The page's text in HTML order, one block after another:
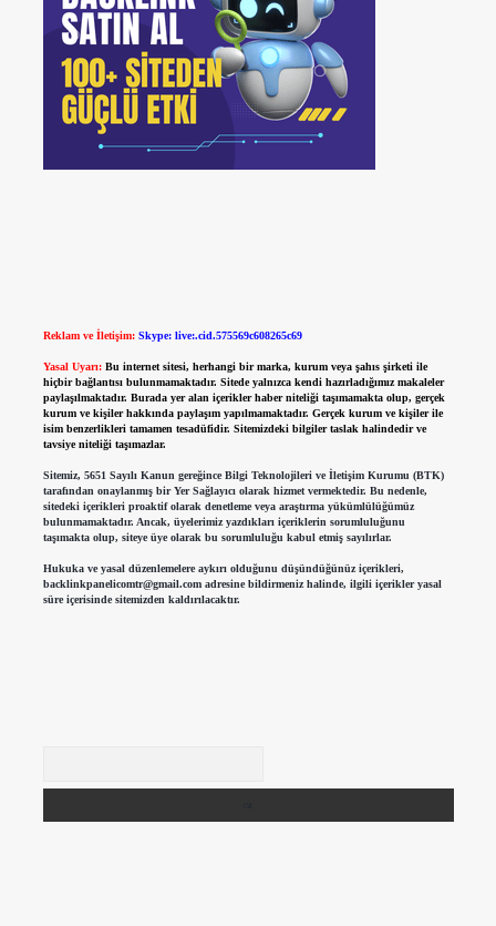
Reklam ve İletişim: Skype: live:.cid.575569c608265c69
Yasal Uyarı: Bu internet sitesi, herhangi bir marka, kurum veya şahıs şirketi ile
hiçbir bağlantısı bulunmamaktadır. Sitede yalnızca kendi hazırladığımız makaleler
paylaşılmaktadır. Burada yer alan içerikler haber niteliği taşımamakta olup, gerçek
kurum ve kişiler hakkında paylaşım yapılmamaktadır. Gerçek kurum ve kişiler ile
isim benzerlikleri tamamen tesadüfidir. Sitemizdeki bilgiler taslak halindedir ve
tavsiye niteliği taşımazlar.
Sitemiz, 5651 Sayılı Kanun gereğince Bilgi Teknolojileri ve İletişim Kurumu (BTK)
tarafından onaylanmış bir Yer Sağlayıcı olarak hizmet vermektedir. Bu nedenle,
sitedeki içerikleri proaktif olarak denetleme veya araştırma yükümlülüğümüz
bulunmamaktadır. Ancak, üyelerimiz yazdıkları içeriklerin sorumluluğunu
taşımakta olup, siteye üye olarak bu sorumluluğu kabul etmiş sayılırlar.
Hukuka ve yasal düzenlemelere aykırı olduğunu düşündüğünüz içerikleri,
backlinkpanelicomtr@gmail.comadresine bildirmeniz halinde, ilgili içerikler yasal
süre içerisinde sitemizden kaldırılacaktır.